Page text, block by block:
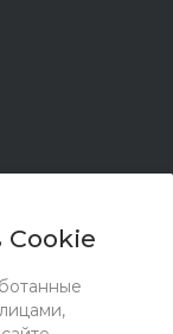
Все права